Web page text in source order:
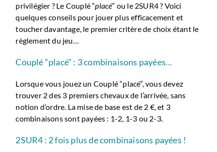
privilégier ? Le Couplé “placé” ou le 2SUR4 ? Voici
quelques conseils pour jouer plus efficacement et
toucher davantage, le premier critère de choix étant le
règlement du jeu…
Couplé “placé” : 3 combinaisons payées…
Lorsque vous jouez un Couplé “placé”, vous devez
trouver 2 des 3 premiers chevaux de l’arrivée, sans
notion d’ordre. La mise de base est de 2 €, et 3
combinaisons sont payées : 1-2, 1-3 ou 2-3.
2SUR4 : 2 fois plus de combinaisons payées !